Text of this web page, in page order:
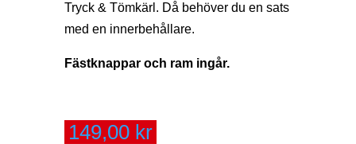
Tryck & Tömkärl. Då behöver du en sats
med en innerbehållare.
Fästknappar och ram ingår.
149,00 kr